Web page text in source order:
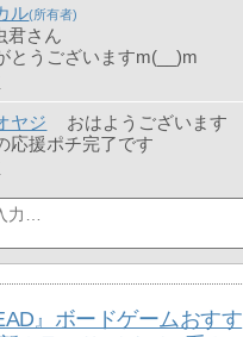
ル
君さん
とうございますm(__)m
ヤジ
おはようございます
応援ポチ完了です
』ボードゲームおすす